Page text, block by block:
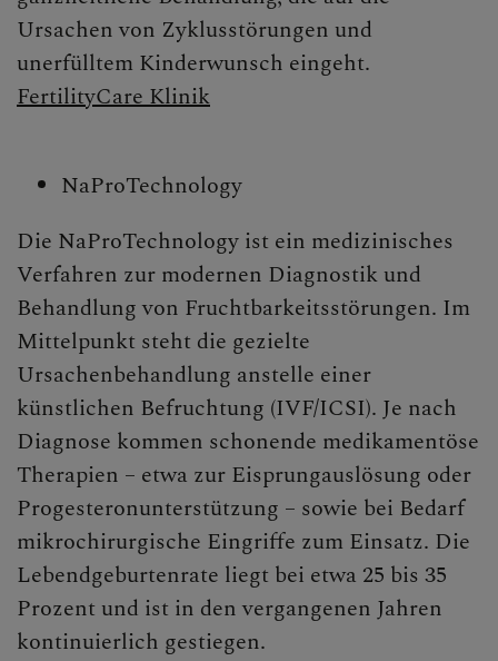
Ursachen von Zyklusstörungen und
unerfülltem Kinderwunsch eingeht.
FertilityCare Klinik
NaProTechnology
Die NaProTechnology ist ein medizinisches
Verfahren zur modernen Diagnostik und
Behandlung von Fruchtbarkeitsstörungen. Im
Mittelpunkt steht die gezielte
Ursachenbehandlung anstelle einer
künstlichen Befruchtung (IVF/ICSI). Je nach
Diagnose kommen schonende medikamentöse
Therapien – etwa zur Eisprungauslösung oder
Progesteronunterstützung – sowie bei Bedarf
mikrochirurgische Eingriffe zum Einsatz. Die
Lebendgeburtenrate liegt bei etwa 25 bis 35
Prozent und ist in den vergangenen Jahren
kontinuierlich gestiegen.